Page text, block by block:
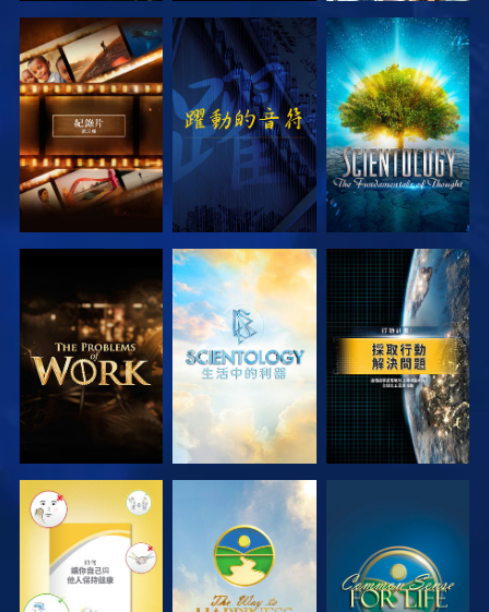
探索系列節目 觀看 探索系列節目
探索系列節目 探索系列節目 觀看
觀看 觀看 觀看